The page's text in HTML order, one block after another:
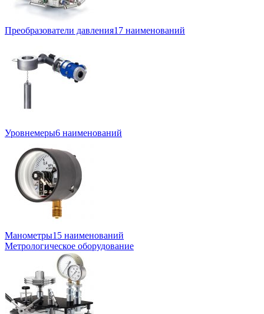
Преобразователи давления17 наименований
Уровнемеры6 наименований
Манометры15 наименований
Метрологическое оборудование